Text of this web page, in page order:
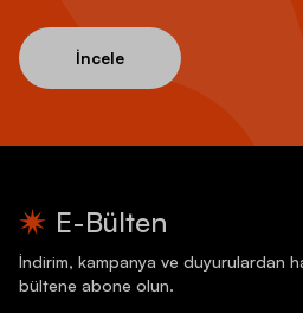
İncele
E-Bülten
İndirim, kampanya ve duyurulardan
bültene abone olun.